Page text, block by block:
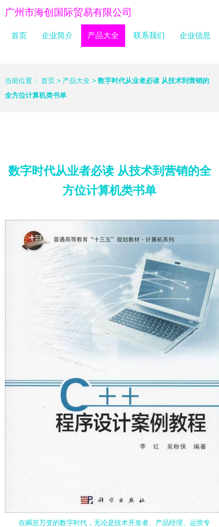
广州市海创国际贸易有限公司
首页 企业简介 产品大全 联系我们 企业信息
当前位置： 首页 > 产品大全 > 数字时代从业者必读 从技术到营销的
全方位计算机类书单
数字时代从业者必读 从技术到营销的全
方位计算机类书单
在瞬息万变的数字时代，无论是技术开发者、产品经理、运营专